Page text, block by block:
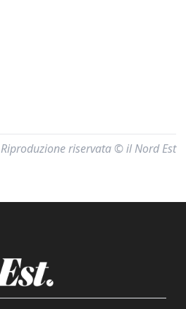
Riproduzione riservata © il Nord Est